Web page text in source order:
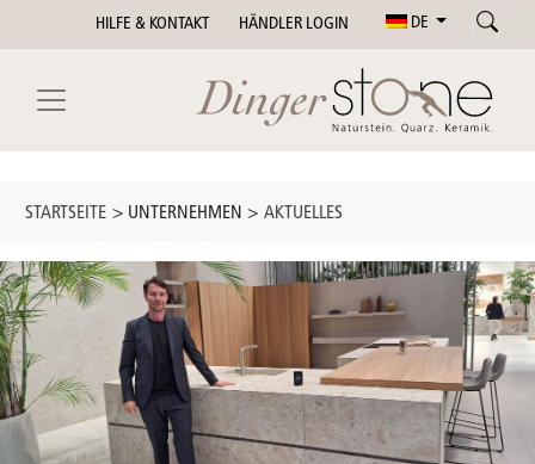
HILFE & KONTAKT HÄNDLER LOGIN DE
STARTSEITE > UNTERNEHMEN > AKTUELLES